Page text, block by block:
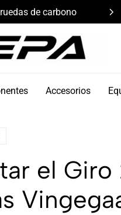
de carbono
Accesorios
el